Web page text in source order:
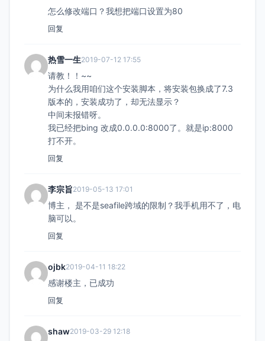
怎么修改端口？我想把端口设置为80
回复
热雪一生2019-07-12 17:55
请教！！~~
为什么我用咱们这个安装脚本，将安装包换成了7.3
版本的，安装成功了，却无法显示？
中间未报错呀。
我已经把bing 改成0.0.0.0:8000了。就是ip:8000
打不开。
回复
李宗旨2019-05-13 17:01
博主， 是不是seafile跨域的限制？我手机用不了，电
脑可以。
回复
ojbk2019-04-11 18:22
感谢楼主，已成功
回复
shaw2019-03-29 12:18